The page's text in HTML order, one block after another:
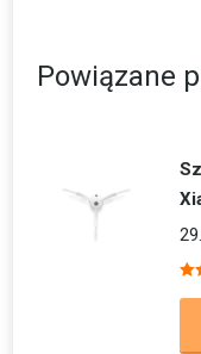
Powiązane
5.00